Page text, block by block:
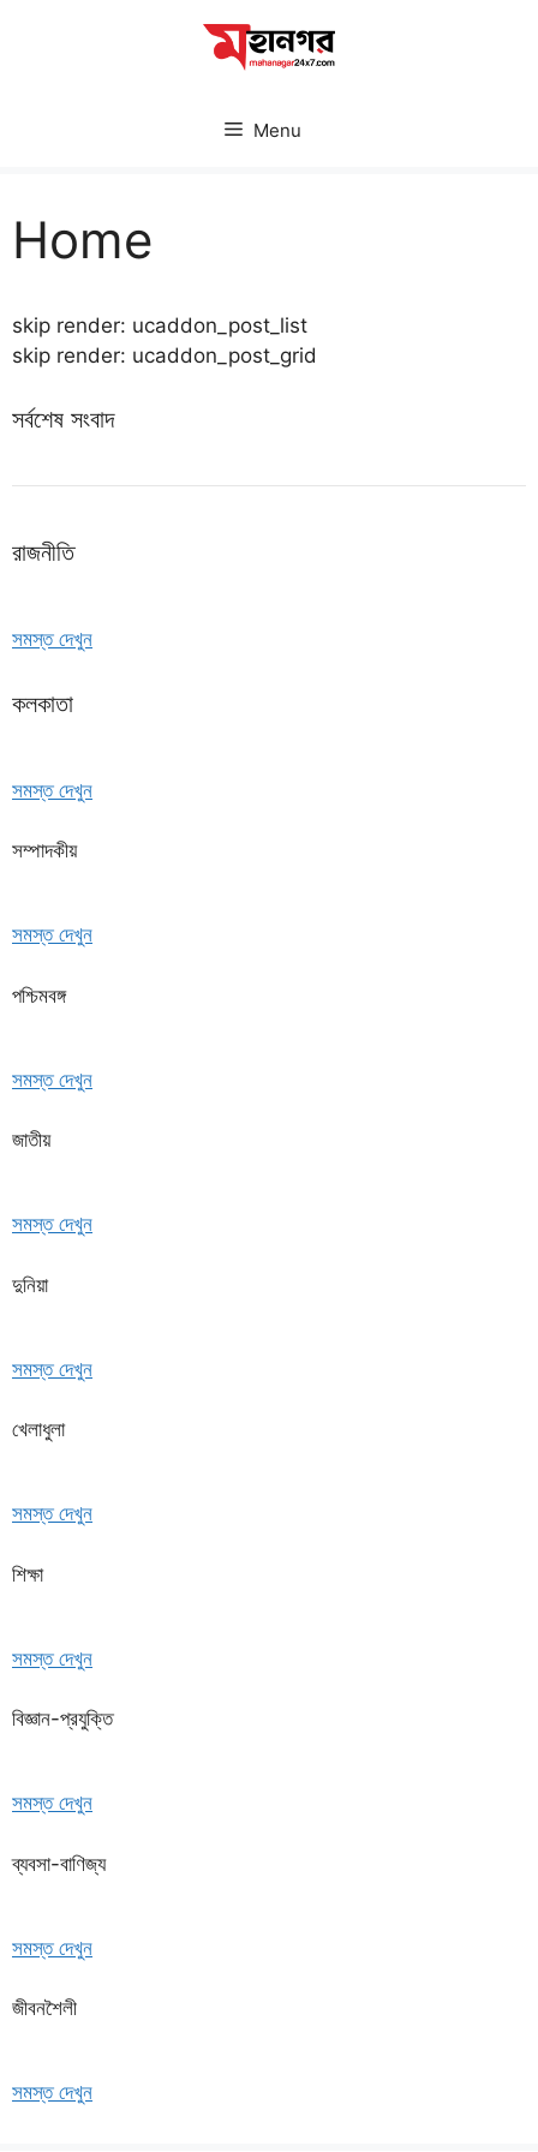
Menu
Home
skip render: ucaddon_post_list
skip render: ucaddon_post_grid
সর্বশেষ সংবাদ
রাজনীতি
সমস্ত দেখুন
কলকাতা
সমস্ত দেখুন
সম্পাদকীয়
সমস্ত দেখুন
পশ্চিমবঙ্গ
সমস্ত দেখুন
জাতীয়
সমস্ত দেখুন
দুনিয়া
সমস্ত দেখুন
খেলাধুলা
সমস্ত দেখুন
শিক্ষা
সমস্ত দেখুন
বিজ্ঞান-প্রযুক্তি
সমস্ত দেখুন
ব্যবসা-বাণিজ্য
সমস্ত দেখুন
জীবনশৈলী
সমস্ত দেখুন